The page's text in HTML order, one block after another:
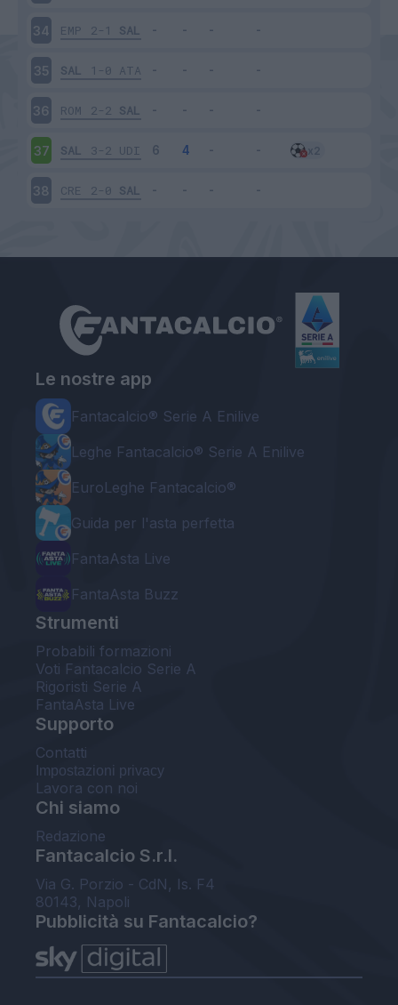
34 EMP 2-1 SAL
35 SAL 1-0 ATA
36 ROM 2-2 SAL
37 SAL 3-2 UDI
38 CRE 2-0 SAL
Le nostre app
Fantacalcio® Serie A Enilive
Leghe Fantacalcio® Serie A Enilive
EuroLeghe Fantacalcio®
Guida per l'asta perfetta
FantaAsta Live
FantaAsta Buzz
Strumenti
Probabili formazioni
Voti Fantacalcio Serie A
Rigoristi Serie A
FantaAsta Live
Supporto
Contatti
Impostazioni privacy
Lavora con noi
Chi siamo
Redazione
Fantacalcio S.r.l.
Via G. Porzio - CdN, Is. F4
80143, Napoli
Pubblicità su Fantacalcio?